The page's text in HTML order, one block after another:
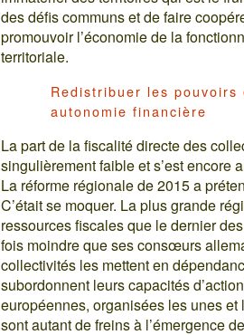
des défis communs et de faire
promouvoir l’économie de la
territoriale.
Redistribuer les
autonomie financière
La part de la fiscalité directe des
singulièrement faible et s’est encore
La réforme régionale de 2015 a
C’était se moquer. La plus grande
ressources fiscales que le dernier
fois moindre que ses consœurs
collectivités les mettent en
subordonnent leurs capacités
européennes, organisées les unes et
sont autant de freins à l’émergence